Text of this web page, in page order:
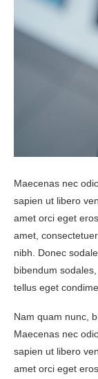
Maecenas nec
sapien ut libero
amet orci eget
amet,
nibh. Donec
bibendum
tellus eget
Nam quam nunc,
Maecenas nec
sapien ut libero
amet orci eget